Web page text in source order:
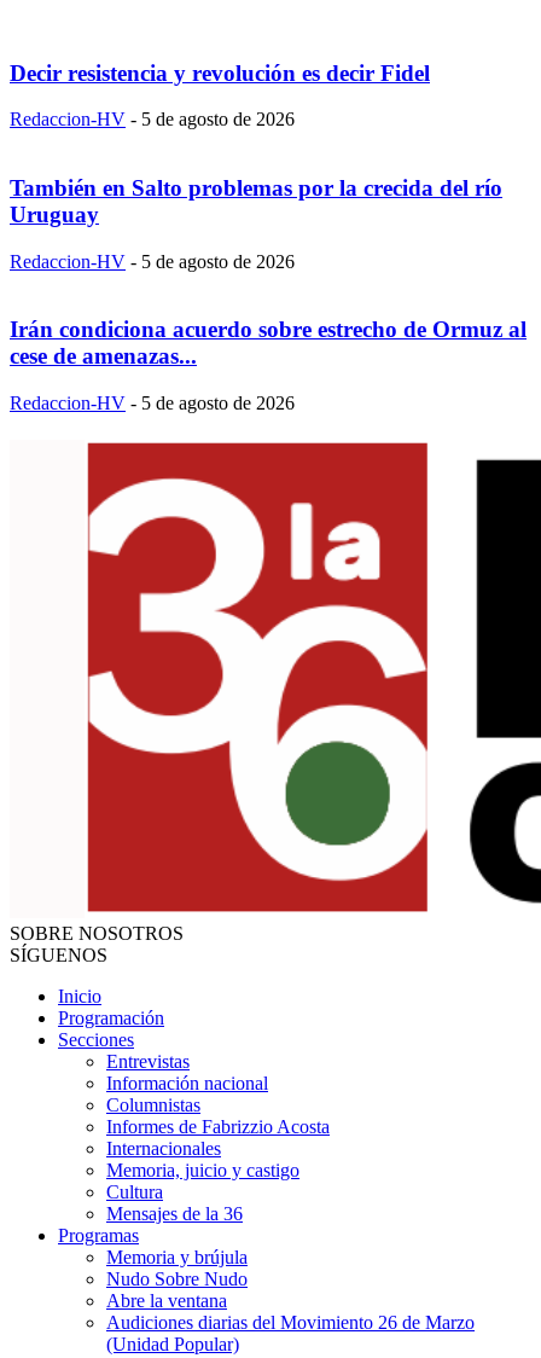
Decir resistencia y revolución es decir Fidel
Redaccion-HV - 5 de agosto de 2026
También en Salto problemas por la crecida del río
Uruguay
Redaccion-HV - 5 de agosto de 2026
Irán condiciona acuerdo sobre estrecho de Ormuz al
cese de amenazas...
Redaccion-HV - 5 de agosto de 2026
SOBRE NOSOTROS
SÍGUENOS
Inicio
Programación
Secciones
Entrevistas
Información nacional
Columnistas
Informes de Fabrizzio Acosta
Internacionales
Memoria, juicio y castigo
Cultura
Mensajes de la 36
Programas
Memoria y brújula
Nudo Sobre Nudo
Abre la ventana
Audiciones diarias del Movimiento 26 de Marzo
(Unidad Popular)